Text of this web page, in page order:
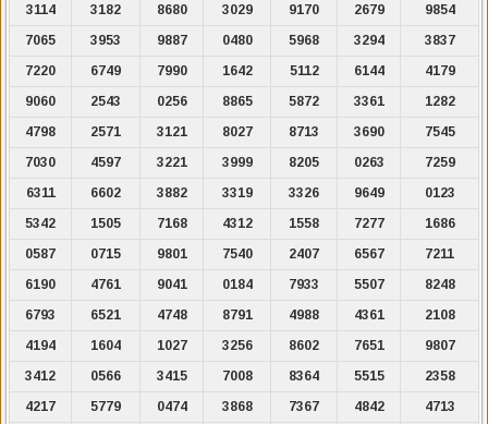
3114
3182 8680 3029 9170 2679
9854
7065
3953 9887 0480 5968 3294
3837
7220
6749 7990 1642 5112 6144
4179
9060
2543 0256 8865 5872 3361
1282
4798
2571 3121 8027 8713 3690
7545
7030
4597 3221 3999 8205 0263
7259
6311
6602 3882 3319 3326 9649
0123
5342
1505 7168 4312 1558 7277
1686
0587
0715 9801 7540 2407 6567
7211
6190
4761 9041 0184 7933 5507
8248
6793
6521 4748 8791 4988 4361
2108
4194
1604 1027 3256 8602 7651
9807
3412
0566 3415 7008 8364 5515
2358
4217
5779 0474 3868 7367 4842
4713